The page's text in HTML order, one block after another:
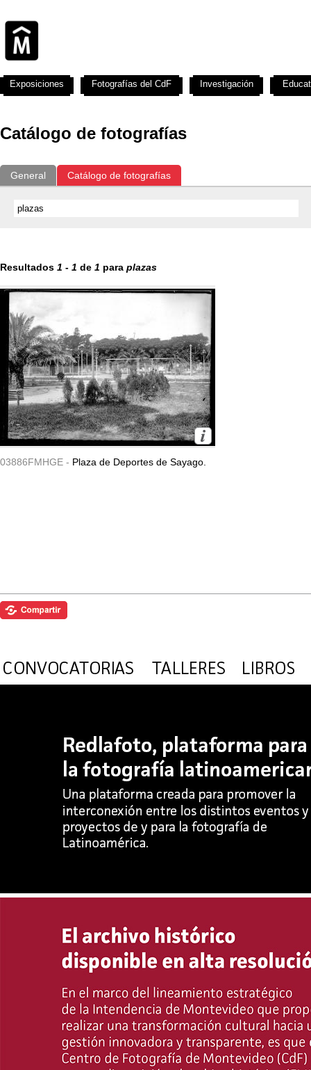
Catálogo de fotografías
General Catálogo de fotografías
Resultados 1 - 1 de 1 para plazas
03886FMHGE - Plaza de Deportes de Sayago.
Exposiciones Fotografías del CdF Investigación